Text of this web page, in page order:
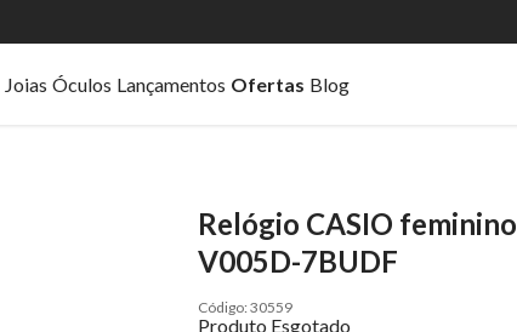
Joias Óculos Lançamentos Ofertas Blog
Relógio CASIO
V005D-7BUDF
30559
Produto Esgotado